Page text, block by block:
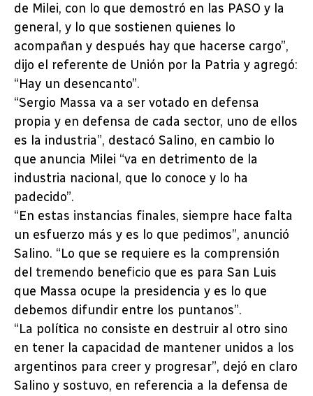
de Milei, con lo que demostró en las PASO y la
general, y lo que sostienen quienes lo
acompañan y después hay que hacerse cargo”,
dijo el referente de Unión por la Patria y agregó:
“Hay un desencanto”.
“Sergio Massa va a ser votado en defensa
propia y en defensa de cada sector, uno de ellos
es la industria”, destacó Salino, en cambio lo
que anuncia Milei “va en detrimento de la
industria nacional, que lo conoce y lo ha
padecido”.
“En estas instancias finales, siempre hace falta
un esfuerzo más y es lo que pedimos”, anunció
Salino. “Lo que se requiere es la comprensión
del tremendo beneficio que es para San Luis
que Massa ocupe la presidencia y es lo que
debemos difundir entre los puntanos”.
“La política no consiste en destruir al otro sino
en tener la capacidad de mantener unidos a los
argentinos para creer y progresar”, dejó en claro
Salino y sostuvo, en referencia a la defensa de